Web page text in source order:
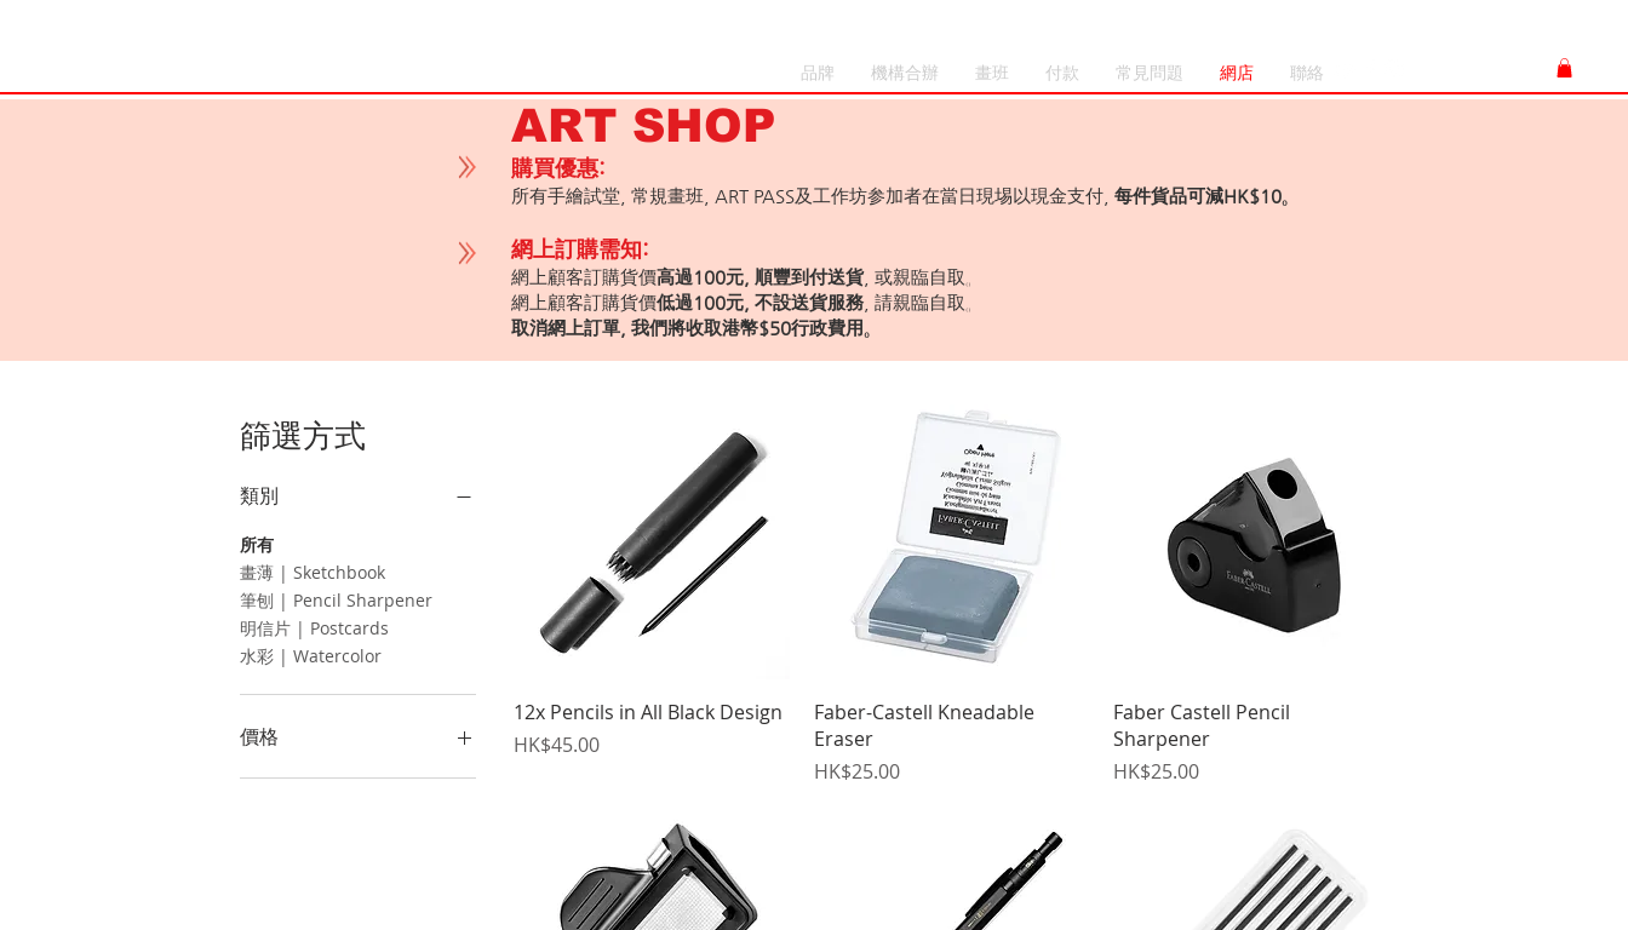
品牌 機構合辦 畫班 付款 常見問題 網店 聯絡
ART SHOP
購買優惠:
所有手繪試堂, 常規畫班, ART PASS及工作坊参加者在當日現埸以現金支付, 每件貨品可減HK$10。
網上訂購需知:
網上顧客訂購貨價高過100元, 順豐到付送貨, 或親臨自取。
網上顧客訂購貨價低過100元, 不設送貨服務 , 請親臨自取。
取消網上訂單, 我們將收取港幣$50行政費用。
篩選方式
類別
所有
畫薄 | Sketchbook
筆刨 | Pencil Sharpener
明信片 | Postcards
水彩 | Watercolor
價格
快速瀏覽
12x Pencils in All Black Design
價格
HK$45.00
快速瀏覽
Faber-Castell Kneadable
Eraser
價格
HK$25.00
快速瀏覽
Faber Castell Pencil
Sharpener
價格
HK$25.00